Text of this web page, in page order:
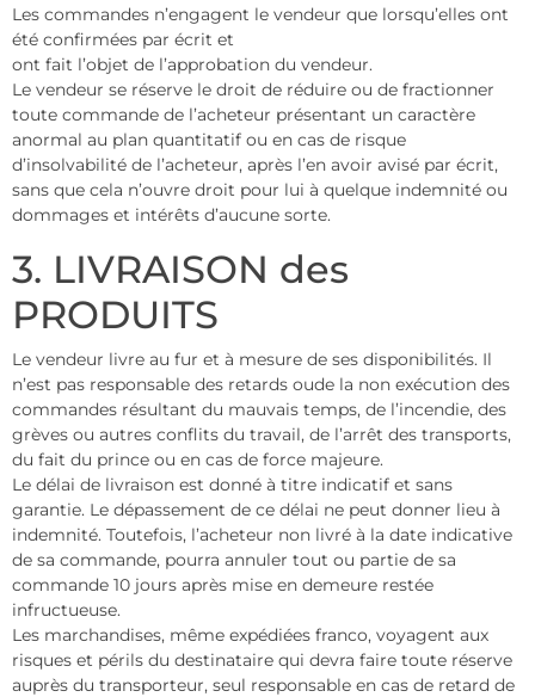
Les commandes n’engagent le vendeur que lorsqu’elles ont
été confirmées par écrit et
ont fait l’objet de l’approbation du vendeur.
Le vendeur se réserve le droit de réduire ou de fractionner
toute commande de l’acheteur présentant un caractère
anormal au plan quantitatif ou en cas de risque
d’insolvabilité de l’acheteur, après l’en avoir avisé par écrit,
sans que cela n’ouvre droit pour lui à quelque indemnité ou
dommages et intérêts d’aucune sorte.
3. LIVRAISON des
PRODUITS
Le vendeur livre au fur et à mesure de ses disponibilités. Il
n’est pas responsable des retards oude la non exécution des
commandes résultant du mauvais temps, de l’incendie, des
grèves ou autres conflits du travail, de l’arrêt des transports,
du fait du prince ou en cas de force majeure.
Le délai de livraison est donné à titre indicatif et sans
garantie. Le dépassement de ce délai ne peut donner lieu à
indemnité. Toutefois, l’acheteur non livré à la date indicative
de sa commande, pourra annuler tout ou partie de sa
commande 10 jours après mise en demeure restée
infructueuse.
Les marchandises, même expédiées franco, voyagent aux
risques et périls du destinataire qui devra faire toute réserve
auprès du transporteur, seul responsable en cas de retard de